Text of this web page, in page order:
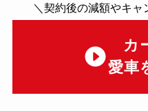
＼契約後の減額やキャ
カ
愛車